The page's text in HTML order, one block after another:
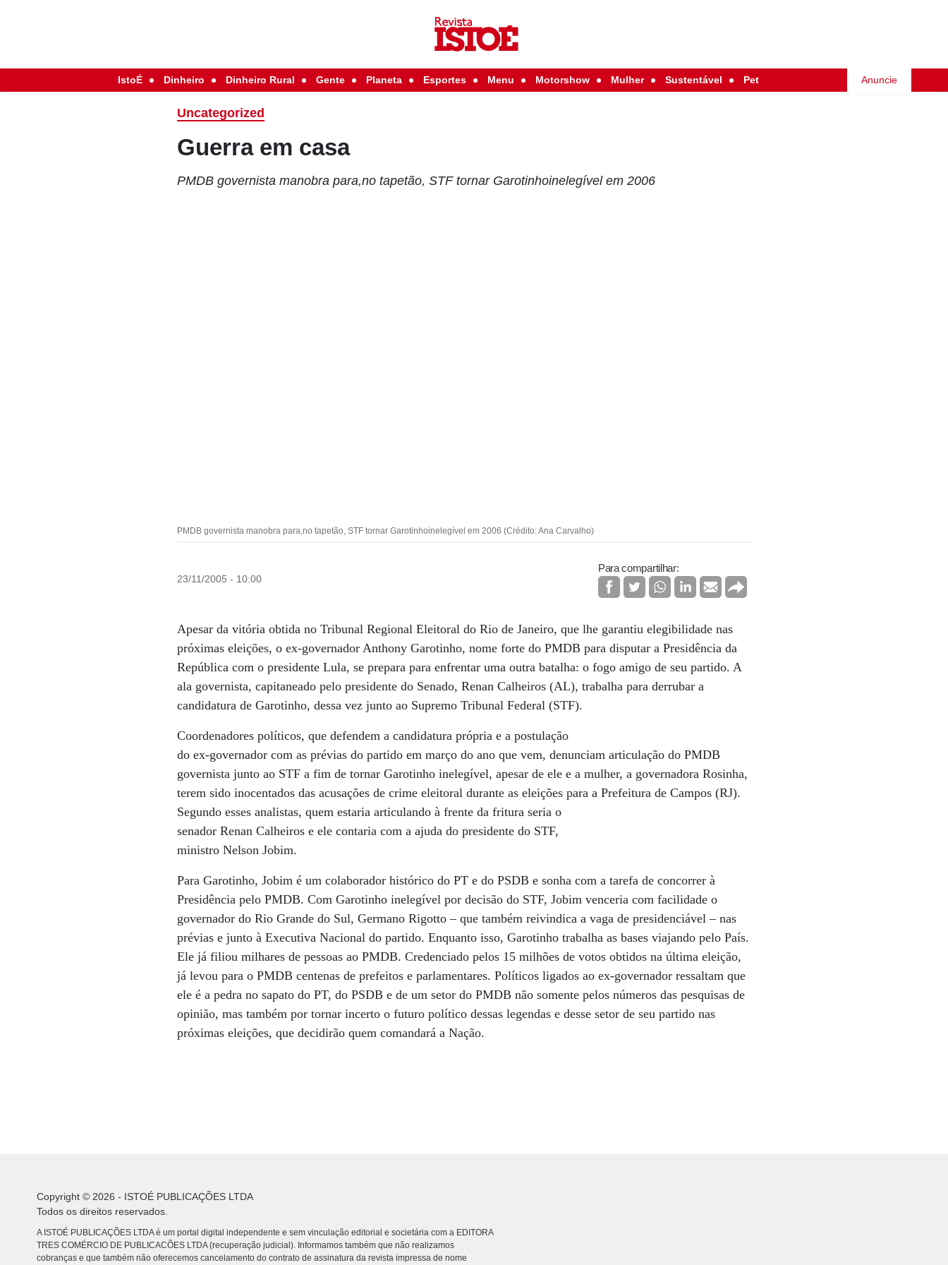
IstoÉ Dinheiro Dinheiro Rural Gente Planeta Esportes Menu Motorshow Mulher Sustentável Pet Anuncie
Uncategorized
Guerra em casa
PMDB governista manobra para,no tapetão, STF tornar Garotinhoinelegível em 2006
PMDB governista manobra para,no tapetão, STF tornar Garotinhoinelegível em 2006 (Crédito: Ana Carvalho)
23/11/2005 - 10:00
Para compartilhar:
Apesar da vitória obtida no Tribunal Regional Eleitoral do Rio de Janeiro, que lhe garantiu elegibilidade nas
próximas eleições, o ex-governador Anthony Garotinho, nome forte do PMDB para disputar a Presidência da
República com o presidente Lula, se prepara para enfrentar uma outra batalha: o fogo amigo de seu partido. A
ala governista, capitaneado pelo presidente do Senado, Renan Calheiros (AL), trabalha para derrubar a
candidatura de Garotinho, dessa vez junto ao Supremo Tribunal Federal (STF).
Coordenadores políticos, que defendem a candidatura própria e a postulação
do ex-governador com as prévias do partido em março do ano que vem, denunciam articulação do PMDB
governista junto ao STF a fim de tornar Garotinho inelegível, apesar de ele e a mulher, a governadora Rosinha,
terem sido inocentados das acusações de crime eleitoral durante as eleições para a Prefeitura de Campos (RJ).
Segundo esses analistas, quem estaria articulando à frente da fritura seria o
senador Renan Calheiros e ele contaria com a ajuda do presidente do STF,
ministro Nelson Jobim.
Para Garotinho, Jobim é um colaborador histórico do PT e do PSDB e sonha com a tarefa de concorrer à
Presidência pelo PMDB. Com Garotinho inelegível por decisão do STF, Jobim venceria com facilidade o
governador do Rio Grande do Sul, Germano Rigotto – que também reivindica a vaga de presidenciável – nas
prévias e junto à Executiva Nacional do partido. Enquanto isso, Garotinho trabalha as bases viajando pelo País.
Ele já filiou milhares de pessoas ao PMDB. Credenciado pelos 15 milhões de votos obtidos na última eleição,
já levou para o PMDB centenas de prefeitos e parlamentares. Políticos ligados ao ex-governador ressaltam que
ele é a pedra no sapato do PT, do PSDB e de um setor do PMDB não somente pelos números das pesquisas de
opinião, mas também por tornar incerto o futuro político dessas legendas e desse setor de seu partido nas
próximas eleições, que decidirão quem comandará a Nação.
Copyright © 2026 - ISTOÉ PUBLICAÇÕES LTDA
Todos os direitos reservados.
A ISTOÉ PUBLICAÇÕES LTDA é um portal digital independente e sem vinculação editorial e societária com a EDITORA
TRES COMÉRCIO DE PUBLICACÕES LTDA (recuperação judicial). Informamos também que não realizamos
cobranças e que também não oferecemos cancelamento do contrato de assinatura da revista impressa de nome